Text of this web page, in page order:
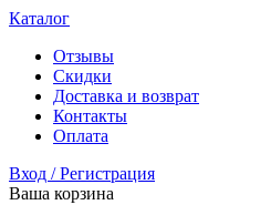
Каталог
Отзывы
Скидки
Доставка и возврат
Контакты
Оплата
Вход / Регистрация
Ваша корзина